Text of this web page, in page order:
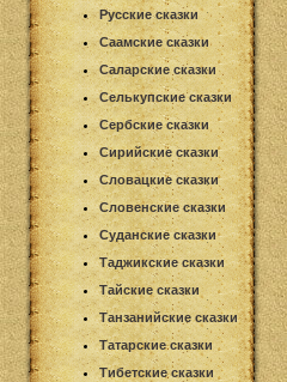
Русские сказки
Саамские сказки
Саларские сказки
Селькупские сказки
Сербские сказки
Сирийские сказки
Словацкие сказки
Словенские сказки
Суданские сказки
Таджикские сказки
Тайские сказки
Танзанийские сказки
Татарские сказки
Тибетские сказки